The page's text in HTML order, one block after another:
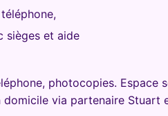
sièges et aide
photocopies.
via partenaire Stuart